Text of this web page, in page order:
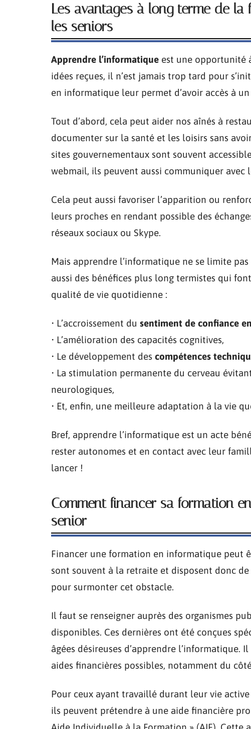
Les avantages à long terme de
les seniors
Apprendre l’informatique est une opportunité
idées reçues, il n’est jamais trop tard pour
en informatique leur permet d’avoir accès à
Tout d’abord, cela peut aider nos aînés à
documenter sur la santé et les loisirs sans
sites gouvernementaux sont souvent
webmail, ils peuvent aussi communiquer avec
Cela peut aussi favoriser l’apparition ou
leurs proches en rendant possible des
réseaux sociaux ou Skype.
Mais apprendre l’informatique ne se limite pas
aussi des bénéfices plus long termistes qui
qualité de vie quotidienne :
• L’accroissement du sentiment de confiance
• L’amélioration des capacités cognitives,
• Le développement des compétences
• La stimulation permanente du cerveau
neurologiques,
• Et, enfin, une meilleure adaptation à la vie
Bref, apprendre l’informatique est un acte
rester autonomes et en contact avec leur
lancer !
Comment financer sa formation
senior
Financer une formation en informatique peut
sont souvent à la retraite et disposent donc
pour surmonter cet obstacle.
Il faut se renseigner auprès des organismes
disponibles. Ces dernières ont été conçues
âgées désireuses d’apprendre l’informatique.
aides financières possibles, notamment du
Pour ceux ayant travaillé durant leur vie
ils peuvent prétendre à une aide financière